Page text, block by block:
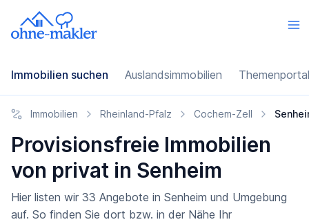
Immobilien suchen Auslandsimmobilien
Immobilien Rheinland-Pfalz Cochem-Zell
Provisionsfreie Immobilien
von privat in Senheim
Hier listen wir 33 Angebote in Senheim und Umgebung
auf. So finden Sie dort bzw. in der Nähe Ihr